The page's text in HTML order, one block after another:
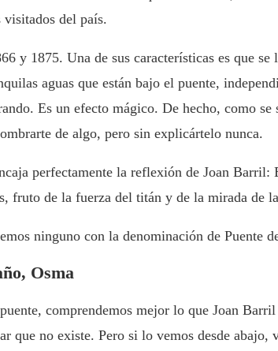
visitados del país.
y 1875. Una de sus características es que
aguas que están bajo el puente,
Es un efecto mágico. De hecho, como
de algo, pero sin explicártelo nunca.
perfectamente la reflexión de Joan
fruto de la fuerza del titán y de la mirada de
ninguno con la denominación de Puente
Osma
comprendemos mejor lo que Joan
que no existe. Pero si lo vemos desde